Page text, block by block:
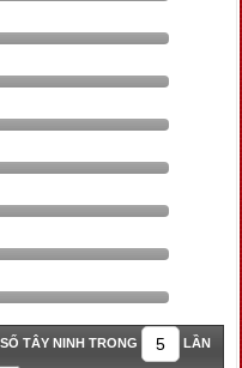
TÂY NINH TRONG LẦN